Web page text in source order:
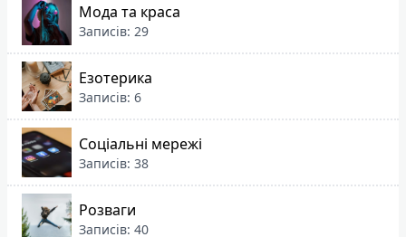
Мода та краса
Записів: 29
Езотерика
Записів: 6
Соціальні мережі
Записів: 38
Розваги
Записів: 40